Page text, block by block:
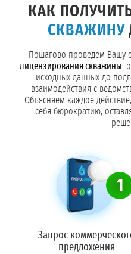
КАК
СКВАЖИНУ
Пошагово проведем Вашу
лицензирования скважины:
исходных данных до
взаимодействия с
Объясняем каждое
себя бюрократию,
1
Запрос
предложения